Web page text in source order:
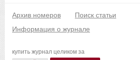
Архив номеров
Поиск статьи
Информация о журнале
купить журнал целиком за